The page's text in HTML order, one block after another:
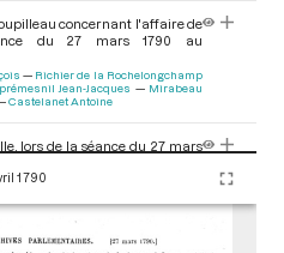
concernant l'affaire de
du 27 mars 1790 au
Richier de la Rochelongchamp
Jean-Jacques
Mirabeau
Castelanet Antoine
lors de la séance du 27 mars
1790